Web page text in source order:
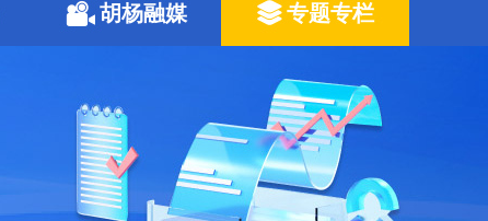
胡杨融媒 专题专栏